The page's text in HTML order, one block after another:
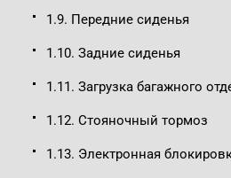
1.9. Передние сиденья
1.10. Задние сиденья
1.11. Загрузка багажного
1.12. Стояночный тормоз
1.13. Электронная